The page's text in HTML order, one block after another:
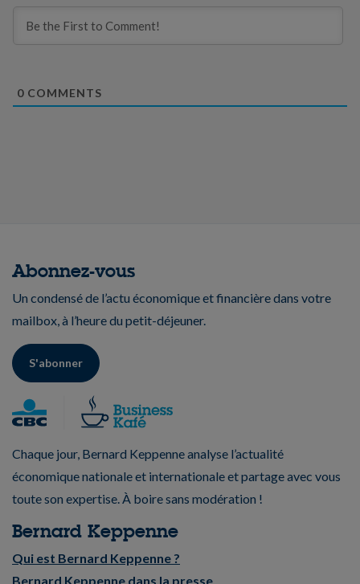
0 COMMENTS
Abonnez-vous
Un condensé de l’actu économique et financière dans votre
mailbox, à l’heure du petit-déjeuner.
S'abonner
Chaque jour, Bernard Keppenne analyse l’actualité
économique nationale et internationale et partage avec vous
toute son expertise. À boire sans modération !
Bernard Keppenne
Qui est Bernard Keppenne ?
Bernard Keppenne dans la presse